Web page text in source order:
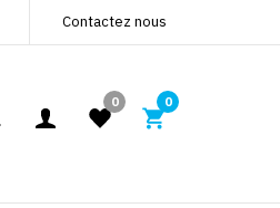
Contactez nous
0 0